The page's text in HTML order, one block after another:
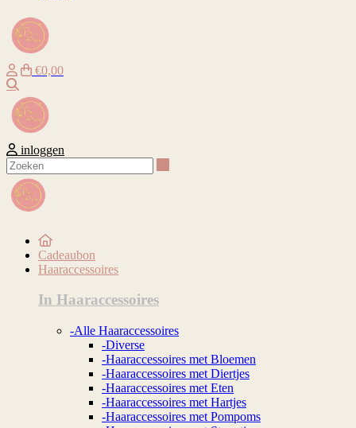
€0,00
inloggen
Cadeaubon
Haaraccessoires
In Haaraccessoires
-Alle Haaraccessoires
-Diverse
-Haaraccessoires met Bloemen
-Haaraccessoires met Diertjes
-Haaraccessoires met Eten
-Haaraccessoires met Hartjes
-Haaraccessoires met Pompoms